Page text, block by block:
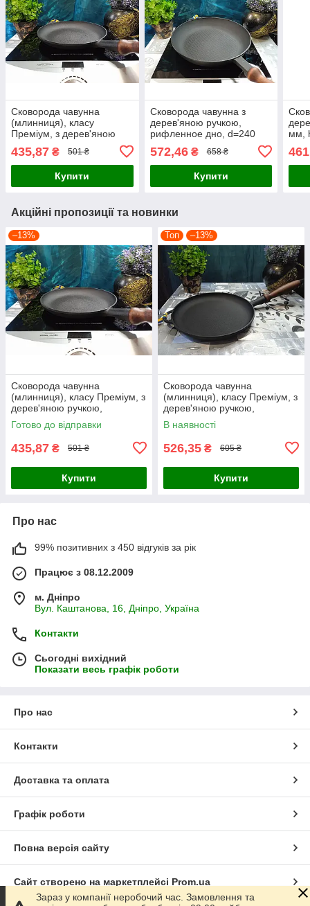
Сковорода чавунна
(млинниця), класу
Преміум, з дерев'яною
ручкою, d=200мм, h=20мм
435,87 ₴ 501 ₴
Купити
Сковорода чавунна з
дерев'яною ручкою,
рифленное дно, d=240
572,46₴ 658 ₴
Купити
мм,
Акційні пропозиції та новинки
–13%
Сковорода чавунна
(млинниця), класу Преміум, з
дерев'яною ручкою,
d=200мм, h=20мм
Готово до відправки
435,87 ₴ 501 ₴
Купити
Топ –13%
Сковорода чавунна
(млинниця), класу Преміум, з
дерев'яною ручкою,
d=240мм, h=25мм
В наявності
526,35 ₴ 605 ₴
Купити
Про нас
99% позитивних з 450 відгуків за рік
Працює з 08.12.2009
м. Дніпро
Вул. Каштанова, 16, Дніпро, Україна
Контакти
Сьогодні вихідний
Показати весь графік роботи
Про нас
Контакти
Доставка та оплата
Графік роботи
Повна версія сайту
Сайт створено на маркетплейсі Prom.ua
Зараз у компанії неробочий час. Замовлення та